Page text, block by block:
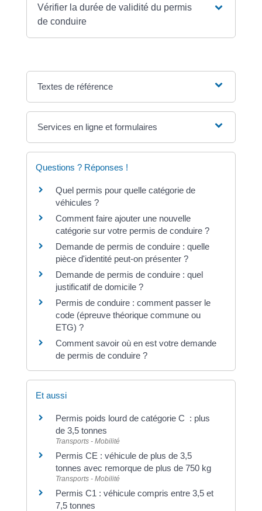
Vérifier la durée de validité du permis
de conduire
Textes de référence
Services en ligne et formulaires
Questions ? Réponses !
Quel permis pour quelle catégorie de
véhicules ?
Comment faire ajouter une nouvelle
catégorie sur votre permis de conduire ?
Demande de permis de conduire : quelle
pièce d'identité peut-on présenter ?
Demande de permis de conduire : quel
justificatif de domicile ?
Permis de conduire : comment passer le
code (épreuve théorique commune ou
ETG) ?
Comment savoir où en est votre demande
de permis de conduire ?
Et aussi
Permis poids lourd de catégorie C : plus
de 3,5 tonnes
Transports - Mobilité
Permis CE : véhicule de plus de 3,5
tonnes avec remorque de plus de 750 kg
Transports - Mobilité
Permis C1 : véhicule compris entre 3,5 et
7,5 tonnes